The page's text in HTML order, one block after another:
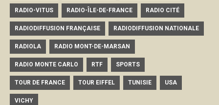
RADIO-VITUS RADIO-ÎLE-DE-FRANCE RADIO CITÉ
RADIODIFFUSION FRANÇAISE RADIODIFFUSION NATIONALE
RADIOLA RADIO MONT-DE-MARSAN
RADIO MONTE CARLO RTF SPORTS
TOUR DE FRANCE TOUR EIFFEL TUNISIE USA
VICHY